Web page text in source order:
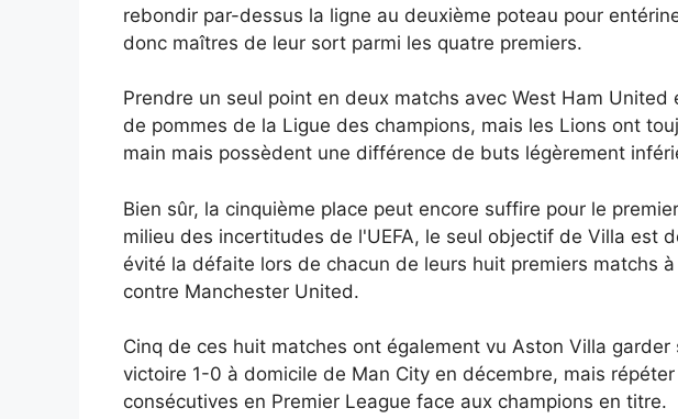
rebondir par-dessus la ligne au deuxième poteau pour
donc maîtres de leur sort parmi les quatre premiers.
Prendre un seul point en deux matchs avec West Ham
de pommes de la Ligue des champions, mais les Lions ont
main mais possèdent une différence de buts légèrement
Bien sûr, la cinquième place peut encore suffire pour le
milieu des incertitudes de l'UEFA, le seul objectif de Villa est
évité la défaite lors de chacun de leurs huit premiers matchs
contre Manchester United.
Cinq de ces huit matches ont également vu Aston Villa
victoire 1-0 à domicile de Man City en décembre, mais
consécutives en Premier League face aux champions en titre.